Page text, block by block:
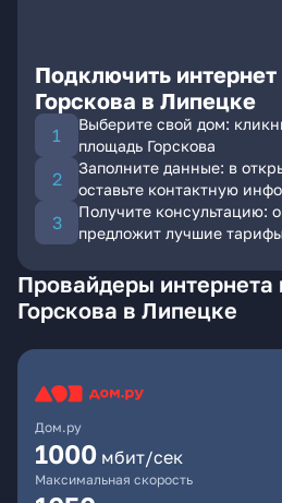
Подключить
Горскова в Липецке
Выберите свой дом:
площадь Горскова
Заполните данные: в
оставьте контактную
Получите консультацию:
предложит лучшие тарифы
Провайдеры
Горскова в Липецке
Дом.ру
1000 мбит/сек
Максимальная скорость